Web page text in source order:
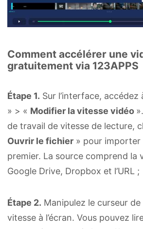
Comment accélérer une
gratuitement via 123APPS
Étape 1. Sur l’interface, accédez
» > « Modifier la vitesse vidéo
de travail de vitesse de lecture,
Ouvrir le fichier » pour importer
premier. La source comprend la
Google Drive, Dropbox et l’URL ;
Étape 2. Manipulez le curseur
vitesse à l’écran. Vous pouvez